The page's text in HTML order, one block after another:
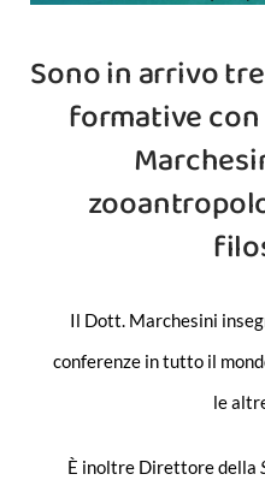
Sono in arrivo
formative
Il Dott. Marchesini
conferenze in tutto il
le
È inoltre Direttore della